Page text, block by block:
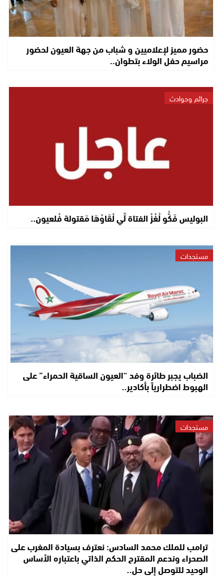
حضور مميز لإعلاميين و شباب من جهة العيون لحضور
مراسيم حفل الولاء بتطوان..
جرائم وحوادث
البوليس فَكُّو لُغْزْ الفتاة لِّي لْقَاوْهَا مَقتولة فْلعيون..
مستجدات
الضباب يجبر طائرة وفد “العيون الساقية الحمراء” على
الهبوط اضطرارياً بأكادير..
مستجدات
ترامب للملك محمد السادس: نعترف بسيادة المغرب على
الصحراء وندعم المقترح الحكم الذاتي باعتباره الأساس
الوحيد للتوصل إلى حل..